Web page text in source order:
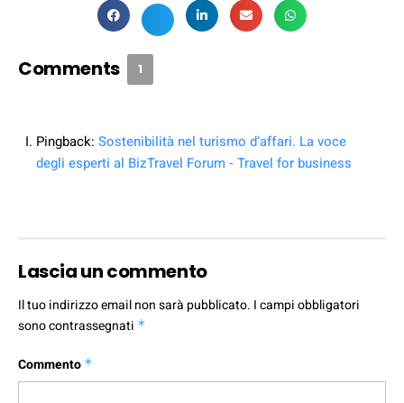
Comments 1
Pingback: Sostenibilità nel turismo d’affari. La voce
degli esperti al BizTravel Forum - Travel for business
Lascia un commento
Il tuo indirizzo email non sarà pubblicato. I campi obbligatori
sono contrassegnati *
Commento *